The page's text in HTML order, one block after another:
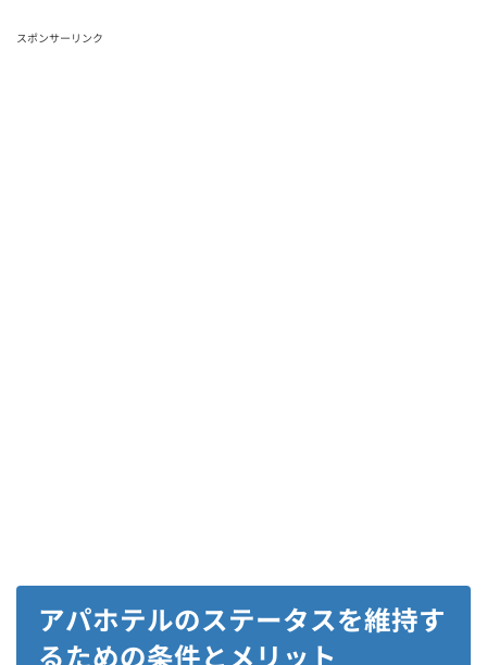
スポンサーリンク
アパホテルのステータスを維持す
るための条件とメリット